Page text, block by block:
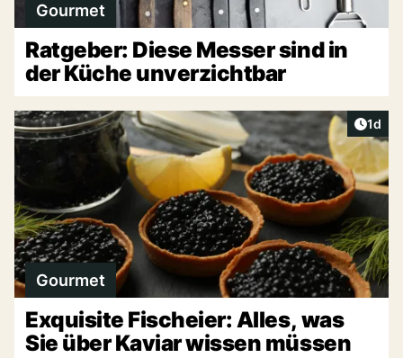
Gourmet
Ratgeber: Diese Messer sind in
der Küche unverzichtbar
1d
Gourmet
Exquisite Fischeier: Alles, was
Sie über Kaviar wissen müssen